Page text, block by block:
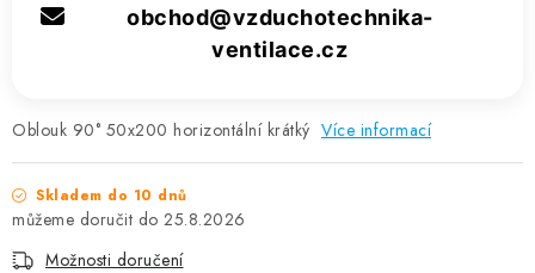
Oblouk 90° 50x200 horizontální krátký Více informací
Skladem do 10 dnů
25.8.2026
Možnosti doručení
obchod@vzduchotechnika-
ventilace.cz